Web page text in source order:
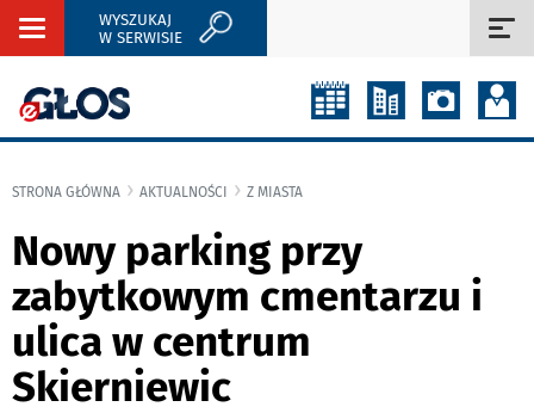
Rozwiń
WYSZUKAJ
W SERWISIE
STRONA GŁÓWNA AKTUALNOŚCI Z MIASTA
Nowy parking przy
zabytkowym cmentarzu i
ulica w centrum
Skierniewic